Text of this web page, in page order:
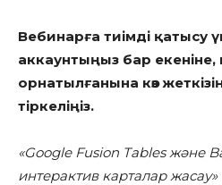
Вебинарға тиімді қатысу
аккаунтыңыз бар
орнатылғанына көз
тіркеліңіз.
«Google Fusion Tables және
интерактив карталар